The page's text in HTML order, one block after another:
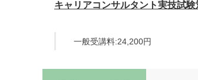
キャリアコンサルタント実技試
一般受講料:24,200円